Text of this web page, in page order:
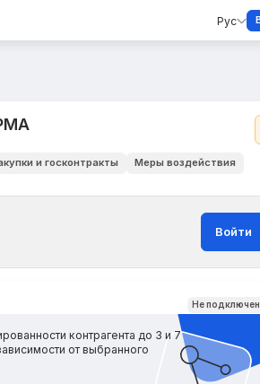
Рус
и госконтракты
Меры воздействия
Войти
Не
контрагента до 3 и 7
от выбранного